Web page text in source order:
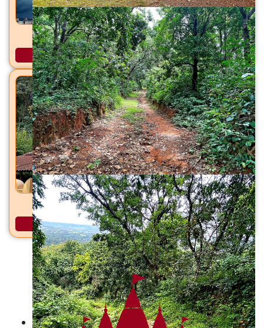
वज्रेश्वरी योगिनी मंदिर वज्रेश्वरी, ता. भिवंडी, जि. ठाणे
अधिक माहिती
ब्रम्हदेव मंदिर कोर्ले, ता. देवगड, जि. सिंधुदुर्ग
अधिक माहिती